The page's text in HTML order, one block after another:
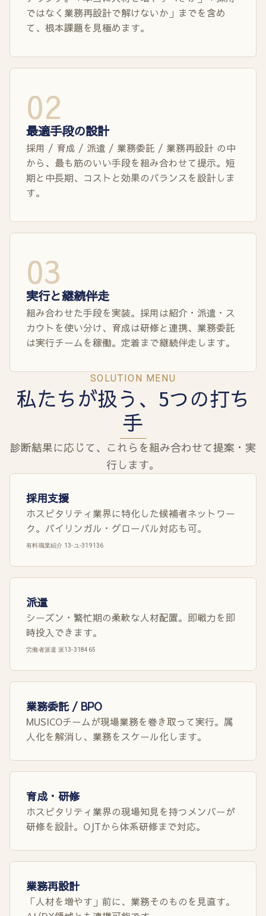
ではなく業務再設計で解けないか」までを含め
て、根本課題を見極めます。
02
最適手段の設計
採用 / 育成 / 派遣 / 業務委託 / 業務再設計 の中
から、最も筋のいい手段を組み合わせて提示。短
期と中長期、コストと効果のバランスを設計しま
す。
03
実行と継続伴走
組み合わせた手段を実装。採用は紹介・派遣・ス
カウトを使い分け、育成は研修と連携、業務委託
は実行チームを稼働。定着まで継続伴走します。
SOLUTION MENU
私たちが扱う、5つの打ち
手
診断結果に応じて、これらを組み合わせて提案・実
行します。
採用支援
ホスピタリティ業界に特化した候補者ネットワー
ク。バイリンガル・グローバル対応も可。
有料職業紹介 13-ユ-319136
派遣
シーズン・繁忙期の柔軟な人材配置。即戦力を即
時投入できます。
労働者派遣 派13-318465
業務委託 / BPO
MUSICOチームが現場業務を巻き取って実行。属
人化を解消し、業務をスケール化します。
育成・研修
ホスピタリティ業界の現場知見を持つメンバーが
研修を設計。OJTから体系研修まで対応。
業務再設計
「人材を増やす」前に、業務そのものを見直す。